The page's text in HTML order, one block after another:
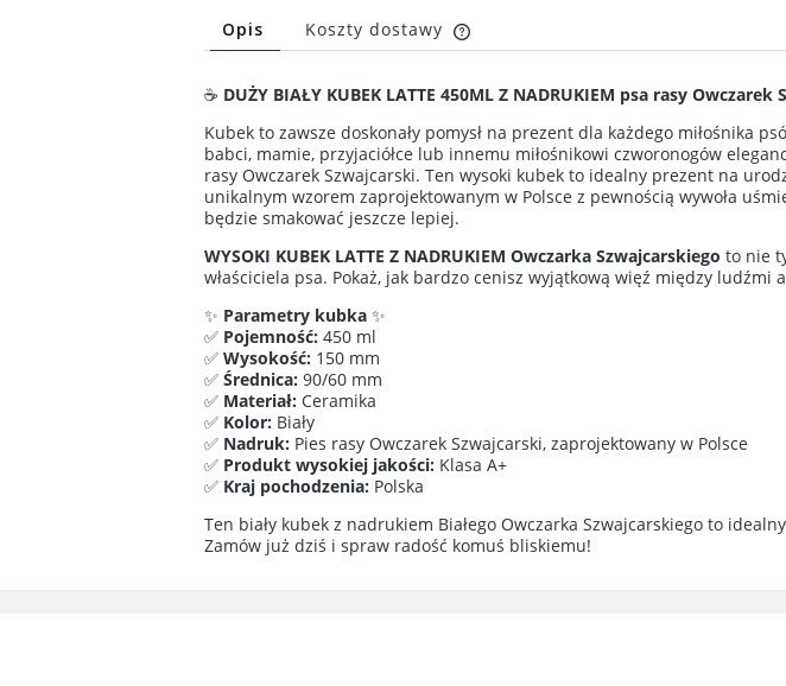
Opis Koszty dostawy
Cena nie zawiera ewentualnych
☕ DUŻY BIAŁY KUBEK LATTE 450ML Z NADRUKIEM psa rasy Owczarek
Kubek to zawsze doskonały pomysł na prezent dla każdego miłośnika
babci, mamie, przyjaciółce lub innemu miłośnikowi czworonogów
rasy Owczarek Szwajcarski. Ten wysoki kubek to idealny prezent na
unikalnym wzorem zaprojektowanym w Polsce z pewnością wywoła
będzie smakować jeszcze lepiej.
WYSOKI KUBEK LATTE Z NADRUKIEM Owczarka Szwajcarskiego to nie
właściciela psa. Pokaż, jak bardzo cenisz wyjątkową więź między ludźmi
✨ Parametry kubka ✨
✅ Pojemność: 450 ml
✅ Wysokość: 150 mm
✅ Średnica: 90/60 mm
✅ Materiał: Ceramika
✅ Kolor: Biały
✅ Nadruk: Pies rasy Owczarek Szwajcarski, zaprojektowany w Polsce
✅ Produkt wysokiej jakości: Klasa A+
✅ Kraj pochodzenia: Polska
Ten biały kubek z nadrukiem Białego Owczarka Szwajcarskiego to
Zamów już dziś i spraw radość komuś bliskiemu!